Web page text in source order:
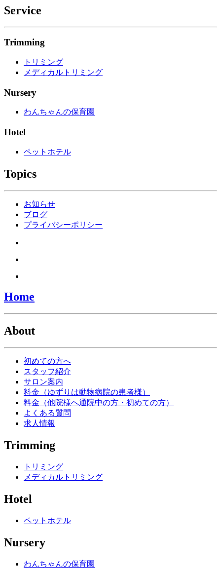
Service
Trimming
トリミング
メディカルトリミング
Nursery
わんちゃんの保育園
Hotel
ペットホテル
Topics
お知らせ
ブログ
プライバシーポリシー
Home
About
初めての方へ
スタッフ紹介
サロン案内
料金（ゆずりは動物病院の患者様）
料金（他院様へ通院中の方・初めての方）
よくある質問
求人情報
Trimming
トリミング
メディカルトリミング
Hotel
ペットホテル
Nursery
わんちゃんの保育園